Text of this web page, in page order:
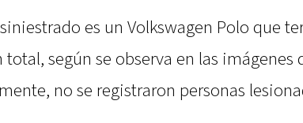
es un Volkswagen Polo que
según se observa en las imágenes
no se registraron personas